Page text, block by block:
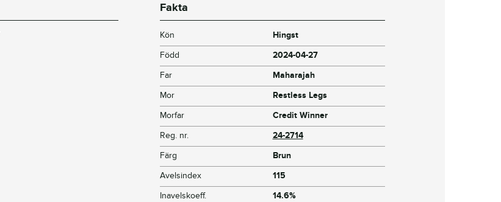
Fakta
Kön
Hingst
Född
2024-04-27
Far
Maharajah
Mor
Restless Legs
Morfar
Credit Winner
Reg. nr.
24-2714
Färg
Brun
Avelsindex
115
Inavelskoeff.
14.6%